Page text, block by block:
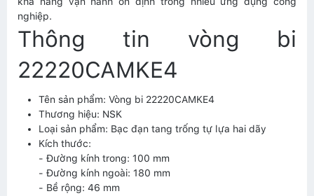
nghiệp.
Thông tin vòng bi
22220CAMKE4
Tên sản phẩm: Vòng bi 22220CAMKE4
Thương hiệu: NSK
Loại sản phẩm: Bạc đạn tang trống tự lựa hai dãy
Kích thước:
- Đường kính trong: 100 mm
- Đường kính ngoài: 180 mm
- Bề rộng: 46 mm